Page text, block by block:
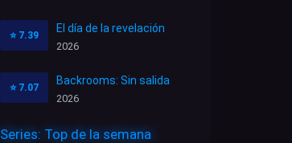
⭐ 7.39
El día de la revelación
2026
⭐ 7.07
Backrooms: Sin salida
2026
Series: Top de la semana